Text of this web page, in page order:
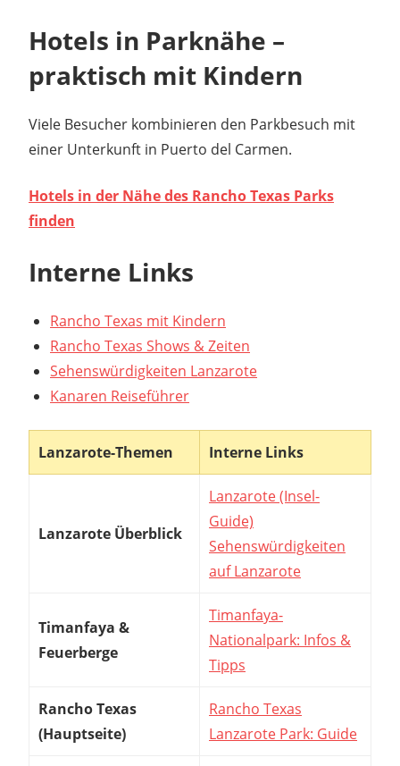
Hotels in Parknähe –
praktisch mit Kindern
Viele Besucher kombinieren den Parkbesuch mit
einer Unterkunft in Puerto del Carmen.
Hotels in der Nähe des Rancho Texas Parks
finden
Interne Links
Rancho Texas mit Kindern
Rancho Texas Shows & Zeiten
Sehenswürdigkeiten Lanzarote
Kanaren Reiseführer
Lanzarote-Themen Interne Links
Lanzarote Überblick
Lanzarote (Insel-
Guide)
Sehenswürdigkeiten
auf Lanzarote
Timanfaya &
Feuerberge
Timanfaya-
Nationalpark: Infos &
Tipps
Rancho Texas
(Hauptseite)
Rancho Texas
Lanzarote Park: Guide